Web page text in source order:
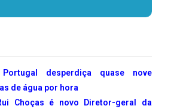
Portugal desperdiça quase nove
de água por hora
Choças é novo Diretor-geral da